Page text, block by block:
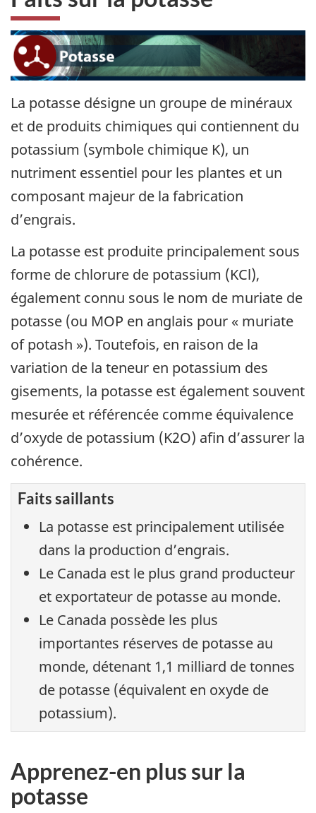
La potasse désigne un groupe de minéraux
et de produits chimiques qui contiennent du
potassium (symbole chimique K), un
nutriment essentiel pour les plantes et un
composant majeur de la fabrication
d’engrais.
La potasse est produite principalement sous
forme de chlorure de potassium (KCl),
également connu sous le nom de muriate de
potasse (ou MOP en anglais pour « muriate
of potash »). Toutefois, en raison de la
variation de la teneur en potassium des
gisements, la potasse est également souvent
mesurée et référencée comme équivalence
d’oxyde de potassium (K2O) afin d’assurer la
cohérence.
Faits saillants
La potasse est principalement utilisée
dans la production d’engrais.
Le Canada est le plus grand producteur
et exportateur de potasse au monde.
Le Canada possède les plus
importantes réserves de potasse au
monde, détenant 1,1 milliard de tonnes
de potasse (équivalent en oxyde de
potassium).
Apprenez-en plus sur la
potasse